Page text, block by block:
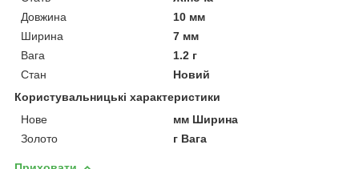
Довжина
10 мм
Ширина
7 мм
Вага
1.2 г
Стан
Новий
Користувальницькі характеристики
Нове
мм Ширина
Золото
г Вага